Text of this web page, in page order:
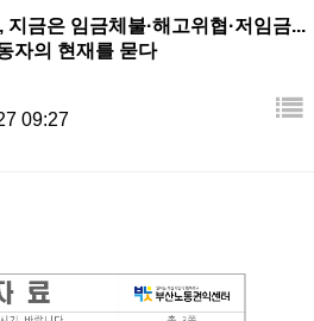
금은 임금체불·해고위협·저임금...
자의 현재를 묻다
09:27